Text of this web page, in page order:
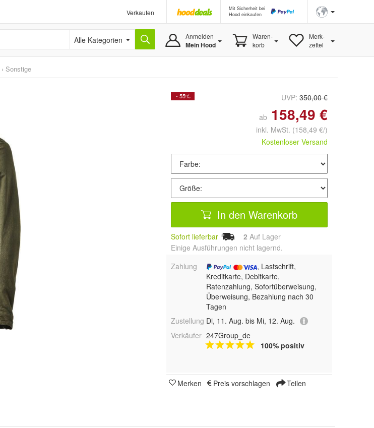
Verkaufen
Mit Sicherheit bei
Hood einkaufen
Alle Kategorien Anmelden
Mein Hood
Waren-
korb
Merk-
zettel
› Sonstige
- 55% UVP: 350,00 €
ab 158,49 €
inkl. MwSt. (158,49 €/)
Kostenloser Versand
In den Warenkorb
Sofort lieferbar 2 Auf Lager
Einige Ausführungen nicht lagernd.
Zahlung
, Lastschrift,
Kreditkarte, Debitkarte,
Ratenzahlung, Sofortüberweisung,
Überweisung, Bezahlung nach 30
Tagen
Zustellung Di, 11. Aug. bis Mi, 12. Aug.
Verkäufer 247Group_de
100% positiv
Merken Preis vorschlagen Teilen